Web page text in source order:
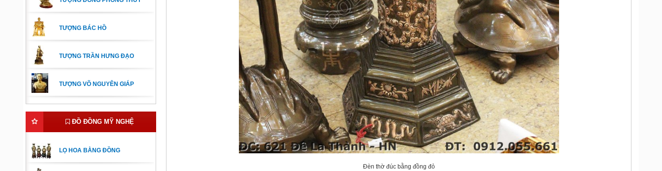
TƯỢNG BÁC HỒ
TƯỢNG TRẦN HƯNG ĐẠO
TƯỢNG VÕ NGUYÊN GIÁP
ĐỒ ĐỒNG MỸ NGHỆ
LỌ HOA BẰNG ĐỒNG
Đèn thờ đúc bằng đồng đỏ